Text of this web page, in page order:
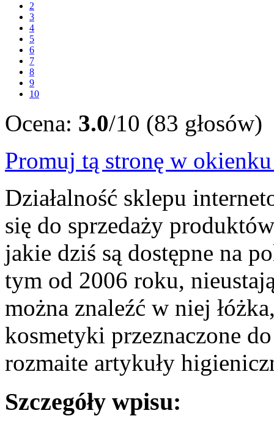
2
3
4
5
6
7
8
9
10
Ocena: 3.0/10 (83 głosów)
Promuj tą stronę w
Działalność sklepu
się do sprzedaży
jakie dziś są dostępne na
tym od 2006 roku,
można znaleźć w niej
kosmetyki przeznaczone
rozmaite artykuły
Szczegóły wpisu: